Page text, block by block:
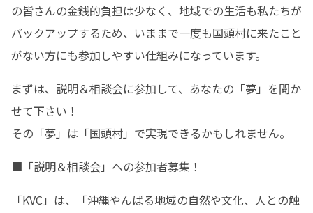
の皆さんの金銭的負担は少なく、地域での生活も私たちが
バックアップするため、いままで一度も国頭村に来たこと
がない方にも参加しやすい仕組みになっています。
まずは、説明＆相談会に参加して、あなたの「夢」を聞か
せて下さい！
その「夢」は「国頭村」で実現できるかもしれません。
■「説明＆相談会」への参加者募集！
「KVC」は、「沖縄やんばる地域の自然や文化、人との触